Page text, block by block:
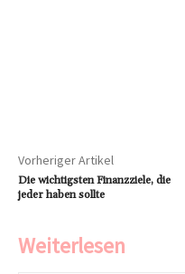
Vorheriger Artikel
Die wichtigsten Finanzziele, die
jeder haben sollte
Weiterlesen